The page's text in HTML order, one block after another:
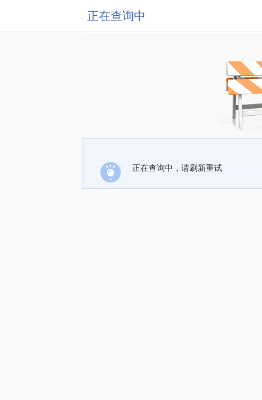
正在查询中
正在查询中，请刷新重试